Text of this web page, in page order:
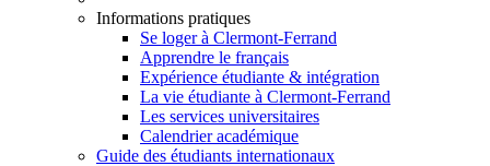
Informations pratiques
Se loger à Clermont-Ferrand
Apprendre le français
Expérience étudiante & intégration
La vie étudiante à Clermont-Ferrand
Les services universitaires
Calendrier académique
Guide des étudiants internationaux